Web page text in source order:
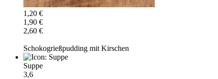
1,20 €
1,90 €
2,60 €
Schokogrießpudding mit Kirschen
Suppe
3,6